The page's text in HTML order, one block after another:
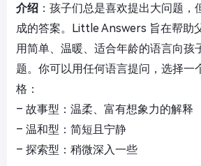
介绍 ：孩子们总是喜欢提出大问题
成的答案。Little Answers 旨在帮助
用简单、温暖、适合年龄的语言向孩
题。你可以用任何语言提问，选择一
格：
– 故事型：温柔、富有想象力的解释
– 温和型：简短且宁静
– 探索型：稍微深入一些